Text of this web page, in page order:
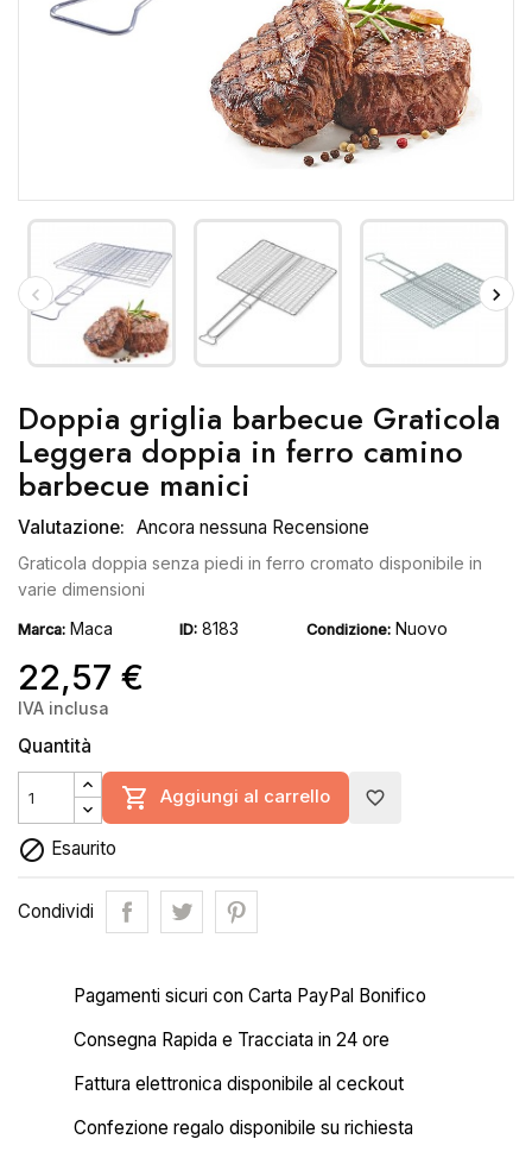
Doppia griglia barbecue Graticola
Leggera doppia in ferro camino
barbecue manici
Valutazione: Ancora nessuna Recensione
Graticola doppia senza piedi in ferro cromato disponibile in
varie dimensioni
Marca: Maca ID: 8183 Condizione: Nuovo
22,57 €
IVA inclusa
Quantità
 Aggiungi al carrello favorite_border
 Esaurito
Condividi
Pagamenti sicuri con Carta PayPal Bonifico
Consegna Rapida e Tracciata in 24 ore
Fattura elettronica disponibile al ceckout
Confezione regalo disponibile su richiesta